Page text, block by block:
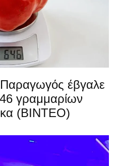
έβγαλε
γραμμαρίων
(ΒΙΝΤΕΟ)